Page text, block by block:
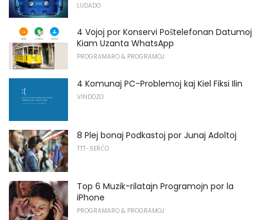
LUDADO
4 Vojoj por Konservi Poŝtelefonan Datumoj
Kiam Uzanta WhatsApp
PROGRAMARO & PROGRAMOJ
4 Komunaj PC-Problemoj kaj Kiel Fiksi Ilin
VINDOZO
8 Plej bonaj Podkastoj por Junaj Adoltoj
TTT-SERĈO
Top 6 Muzik-rilatajn Programojn por la
iPhone
PROGRAMARO & PROGRAMOJ